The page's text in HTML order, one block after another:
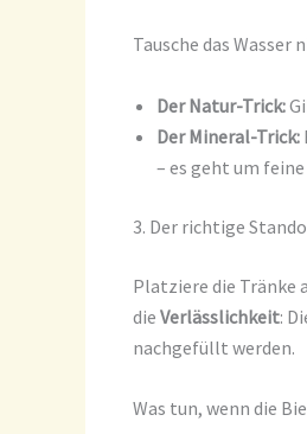
Tausche das
Der Natur-Trick:
Der Mineral-Trick:
– es geht um
3. Der richtige
Platziere die Tränke
die Verlässlichkeit:
nachgefüllt werden.
Was tun, wenn die